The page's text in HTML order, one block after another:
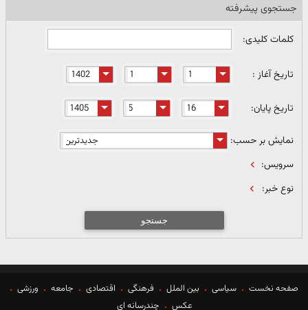
جستجوی پیشرفته
کلمات کلیدی:
تاریخ آغاز :
تاریخ پایان:
نمایش بر حسب:
سرویس:
نوع خبر:
جستجو
صفحه نخست سیاسی بین الملل فرهنگی اقتصادی جامعه
ورزشی
عکس
چندرسانه ای